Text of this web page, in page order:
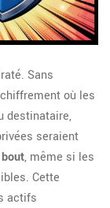
Sans
où les
destinataire,
seraient
, même si les
Cette
actifs